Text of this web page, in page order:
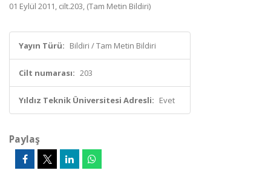
01 Eylül 2011, cilt.203, (Tam Metin Bildiri)
Yayın Türü: Bildiri / Tam Metin Bildiri
Cilt numarası: 203
Yıldız Teknik Üniversitesi Adresli: Evet
Paylaş